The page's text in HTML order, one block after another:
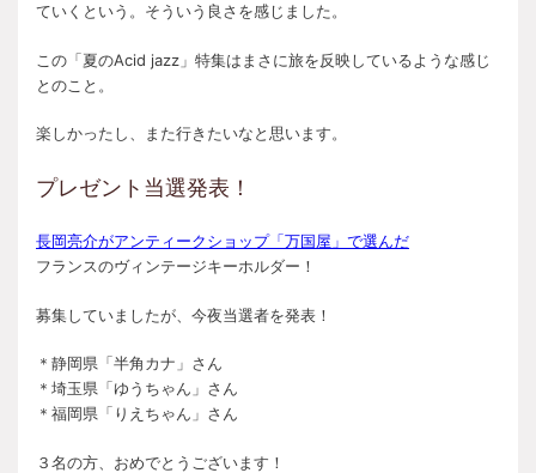
ていくという。そういう良さを感じました。
この「夏のAcid jazz」特集はまさに旅を反映しているような感じ
とのこと。
楽しかったし、また行きたいなと思います。
プレゼント当選発表！
長岡亮介がアンティークショップ「万国屋」で選んだ
フランスのヴィンテージキーホルダー！
募集していましたが、今夜当選者を発表！
＊静岡県「半角カナ」さん
＊埼玉県「ゆうちゃん」さん
＊福岡県「りえちゃん」さん
３名の方、おめでとうございます！